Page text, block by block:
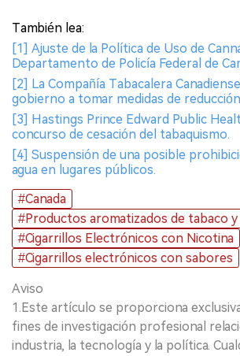
También lea:
[1] Ajuste de la Política de Uso de
Departamento de Policía Federal de
[2] La Compañía Tabacalera
gobierno a tomar medidas de
[3] Hastings Prince Edward Public
concurso de cesación del tabaquismo.
[4] Suspensión de una posible
agua en lugares públicos.
#Canada
#Productos aromatizados de tabaco
#Cigarrillos Electrónicos con Nicotina
#Cigarrillos electrónicos con sabores
Aviso
1.Este artículo se proporciona
fines de investigación profesional
industria, la tecnología y la política.